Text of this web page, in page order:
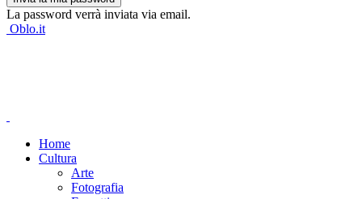
La password verrà inviata via email.
Oblo.it
Home
Cultura
Arte
Fotografia